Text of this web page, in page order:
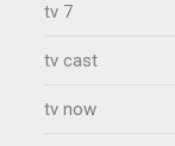
tv 7
tv cast
tv now